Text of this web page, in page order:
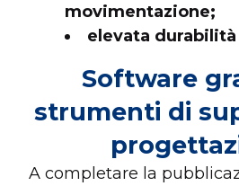
movimentazione;
elevata
Software
strumenti di
A completare la